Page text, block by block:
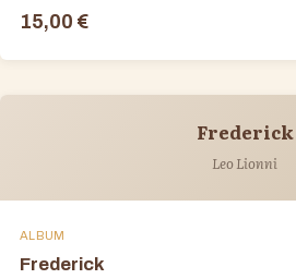
15,00 €
Frederick
Leo Lionni
ALBUM
Frederick